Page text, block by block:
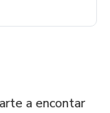
a encontar